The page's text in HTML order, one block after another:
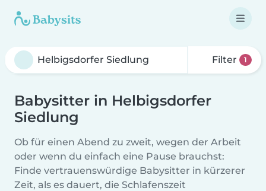
Filter 1
Babysitter in Helbigsdorfer
Siedlung
Ob für einen Abend zu zweit, wegen der Arbeit
oder wenn du einfach eine Pause brauchst:
Finde vertrauenswürdige Babysitter in kürzerer
Zeit, als es dauert, die Schlafenszeit